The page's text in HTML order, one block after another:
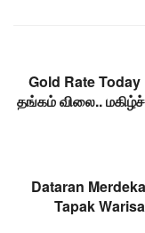
Gold Rate
தங்கம் விலை..
Dataran
Tapak